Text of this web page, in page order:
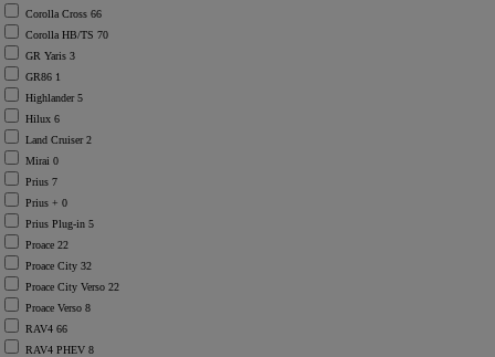
Corolla Cross 66
Corolla HB/TS 70
GR Yaris 3
GR86 1
Highlander5
Hilux 6
Land Cruiser2
Mirai 0
Prius 7
Prius + 0
Prius Plug-in 5
Proace 22
Proace City 32
Proace City Verso 22
Proace Verso 8
RAV4 66
RAV4 PHEV 8